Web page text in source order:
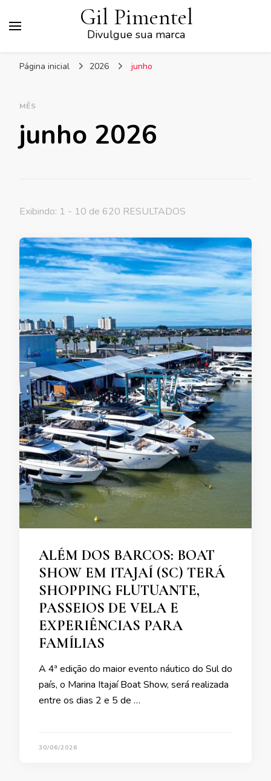
Gil Pimentel
Divulgue sua marca
Página inicial 2026 junho
MÊS
junho 2026
Exibindo: 1 - 10 de 620 RESULTADOS
ALÉM DOS BARCOS: BOAT
SHOW EM ITAJAÍ (SC) TERÁ
SHOPPING FLUTUANTE,
PASSEIOS DE VELA E
EXPERIÊNCIAS PARA
FAMÍLIAS
A 4ª edição do maior evento náutico do Sul do
país, o Marina Itajaí Boat Show, será realizada
entre os dias 2 e 5 de …
30/06/2026